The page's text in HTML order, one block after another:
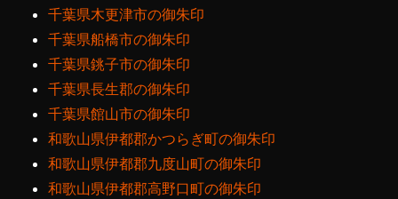
千葉県木更津市の御朱印
千葉県船橋市の御朱印
千葉県銚子市の御朱印
千葉県長生郡の御朱印
千葉県館山市の御朱印
和歌山県伊都郡かつらぎ町の御朱印
和歌山県伊都郡九度山町の御朱印
和歌山県伊都郡高野口町の御朱印